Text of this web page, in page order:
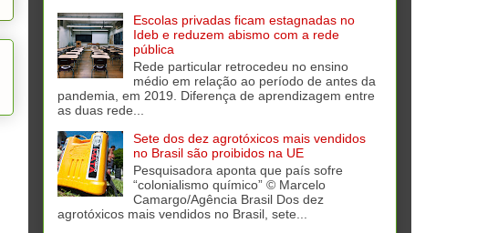
Escolas privadas ficam estagnadas no
Ideb e reduzem abismo com a rede
pública
Rede particular retrocedeu no ensino
médio em relação ao período de antes da
pandemia, em 2019. Diferença de aprendizagem entre
as duas rede...
Sete dos dez agrotóxicos mais vendidos
no Brasil são proibidos na UE
Pesquisadora aponta que país sofre
“colonialismo químico” © Marcelo
Camargo/Agência Brasil Dos dez
agrotóxicos mais vendidos no Brasil, sete...